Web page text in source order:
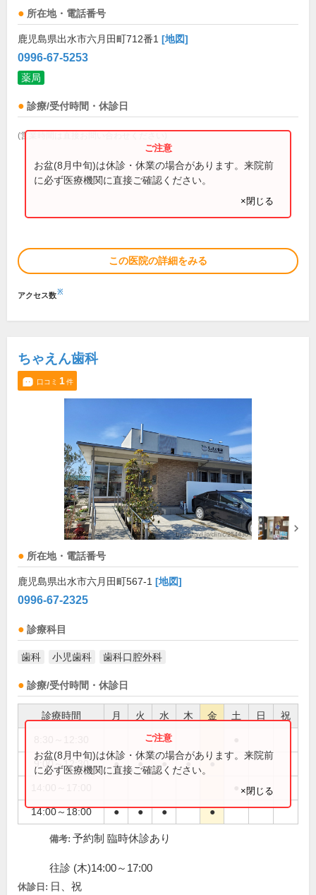
所在地・電話番号
鹿児島県出水市六月田町712番1 [地図]
0996-67-5253
薬局
診療/受付時間・休診日
(営業時間は直接お問い合わせください)
お盆(8月中旬)は休診・休業の場合があります。来院前
に必ず医療機関に直接ご確認ください。
×閉じる
この医院の詳細をみる
アクセス数※
ちゃえん歯科
口コミ 1件
所在地・電話番号
鹿児島県出水市六月田町567-1 [地図]
0996-67-2325
診療科目
歯科 小児歯科 歯科口腔外科
診療/受付時間・休診日
診療時間 月 火 水 木 金 土 日 祝
9:00～12:30 ● ● ● ● ●
14:00～18:00 ● ● ● ●
お盆(8月中旬)は休診・休業の場合があります。来院前
に必ず医療機関に直接ご確認ください。
×閉じる
備考: 予約制 臨時休診あり
往診 (木)14:00～17:00
休診日: 日、祝